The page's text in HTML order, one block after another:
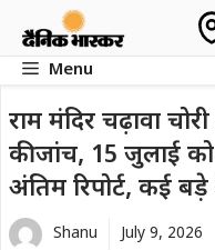
contentMenu
राम मंदिर चढ़ावा
की जांच, 15 जुलाई
अंतिम रिपोर्ट, कई बड़े
Shanu July 9, 2026